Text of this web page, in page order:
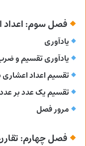
فصل سوم: اعداد
یادآوری
یادآوری تقسیم و
تقسیم اعداد
تقسیم یک عدد بر
مرور فصل
فصل چهارم: